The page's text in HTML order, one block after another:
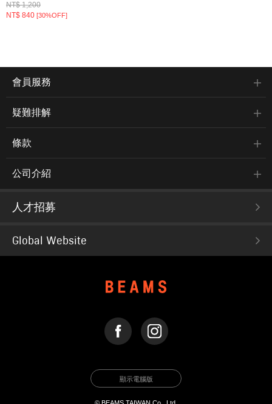
NT$ 1,200
NT$ 840 [30%OFF]
會員服務
疑難排解
條款
公司介紹
人才招募
Global Website
顯示電腦版